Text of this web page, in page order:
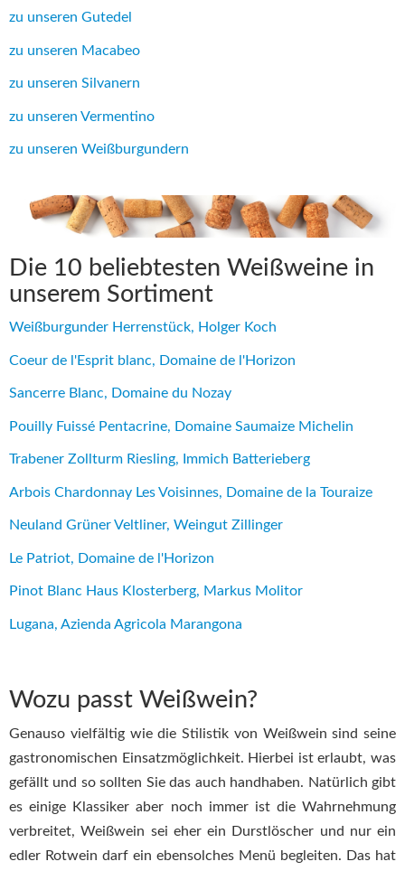
zu unseren Gutedel
zu unseren Macabeo
zu unseren Silvanern
zu unseren Vermentino
zu unseren Weißburgundern
Die 10 beliebtesten Weißweine in
unserem Sortiment
Weißburgunder Herrenstück, Holger Koch
Coeur de l'Esprit blanc, Domaine de l'Horizon
Sancerre Blanc, Domaine du Nozay
Pouilly Fuissé Pentacrine, Domaine Saumaize Michelin
Trabener Zollturm Riesling, Immich Batterieberg
Arbois Chardonnay Les Voisinnes, Domaine de la Touraize
Neuland Grüner Veltliner, Weingut Zillinger
Le Patriot, Domaine de l'Horizon
Pinot Blanc Haus Klosterberg, Markus Molitor
Lugana, Azienda Agricola Marangona
Wozu passt Weißwein?
Genauso vielfältig wie die Stilistik von Weißwein sind seine
gastronomischen Einsatzmöglichkeit. Hierbei ist erlaubt, was
gefällt und so sollten Sie das auch handhaben. Natürlich gibt
es einige Klassiker aber noch immer ist die Wahrnehmung
verbreitet, Weißwein sei eher ein Durstlöscher und nur ein
edler Rotwein darf ein ebensolches Menü begleiten. Das hat